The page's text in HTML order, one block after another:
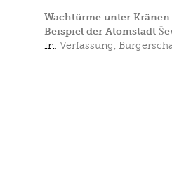
Wachtürme unter
Beispiel der Atomstadt
In: Verfassung,